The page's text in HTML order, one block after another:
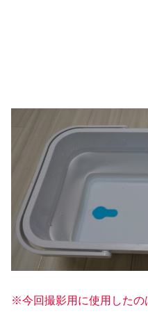
※今回撮影用に使用したの